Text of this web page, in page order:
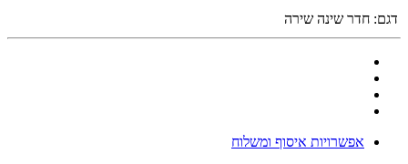
דגם: חדר שינה שירה
אפשרויות איסוף ומשלוח